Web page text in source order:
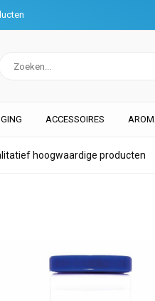
ACCESSOIRES
hoogwaardige producten